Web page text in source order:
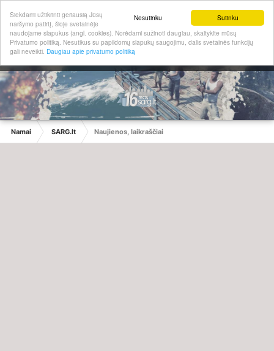
Sutinku
Nesutinku
Siekdami užtikrinti geriausią Jūsų
naršymo patirtį, šioje svetainėje
naudojame slapukus (angl. cookies). Norėdami sužinoti daugiau, skaitykite mūsų
Privatumo politiką. Nesutikus su papildomų slapukų saugojimu, dalis svetainės funkcijų
gali neveikti. Daugiau apie privatumo politiką
Namai SARG.lt Naujienos, laikraščiai